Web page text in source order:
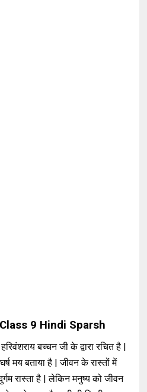
Class 9 Hindi Sparsh
बच्चन जी के द्वारा रचित है |
मय बताया है | जीवन के रास्तों में
रास्ता है | लेकिन मनुष्य को जीवन